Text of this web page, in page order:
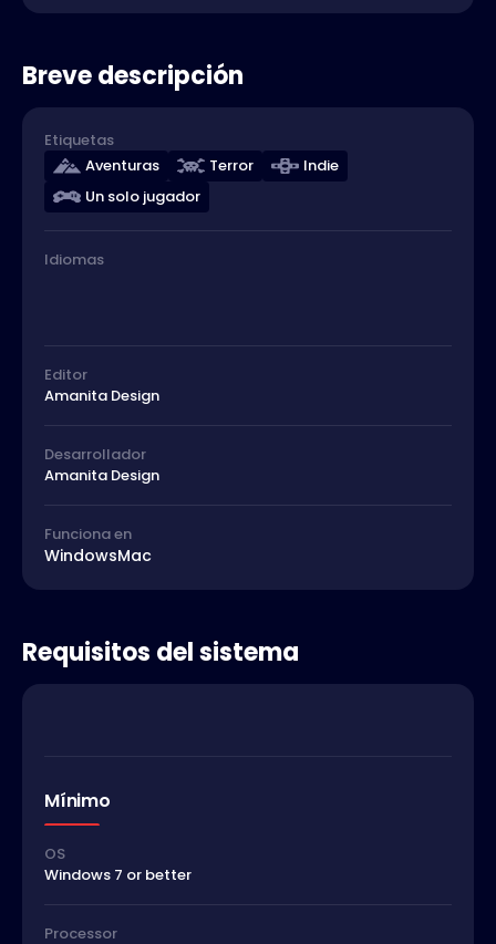
Breve descripción
Etiquetas
Aventuras
Terror
Indie
Un solo jugador
Idiomas
Editor
Amanita Design
Desarrollador
Amanita Design
Funciona en
WindowsMac
Requisitos del sistema
Mínimo
OS
Windows 7 or better
Processor